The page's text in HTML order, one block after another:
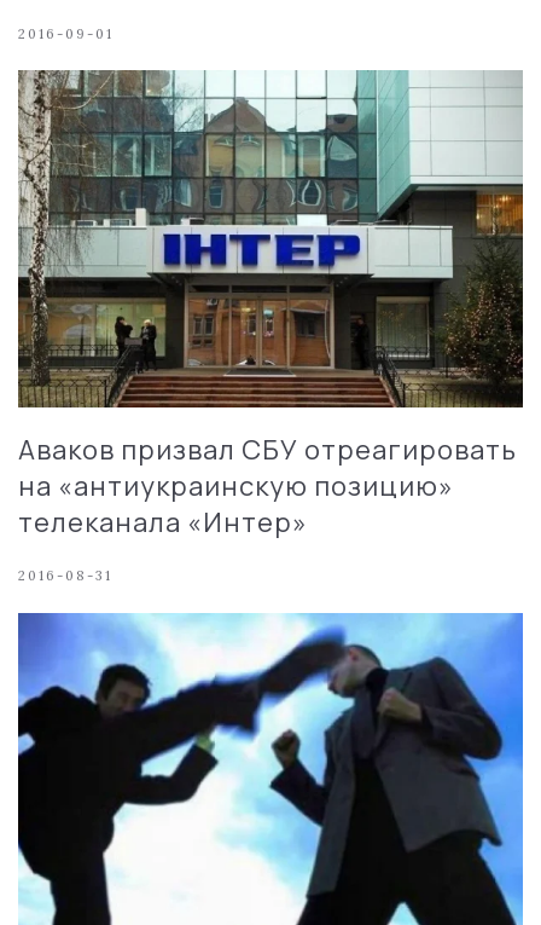
2016-09-01
Аваков призвал СБУ отреагировать
на «антиукраинскую позицию»
телеканала «Интер»
2016-08-31